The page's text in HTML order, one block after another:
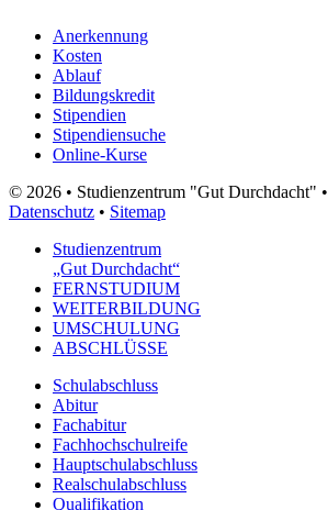
Anerkennung
Kosten
Ablauf
Bildungskredit
Stipendien
Stipendiensuche
Online-Kurse
© 2026 • Studienzentrum "Gut Durchdacht" •
Datenschutz • Sitemap
Studienzentrum
„Gut Durchdacht“
FERNSTUDIUM
WEITERBILDUNG
UMSCHULUNG
ABSCHLÜSSE
Schulabschluss
Abitur
Fachabitur
Fachhochschulreife
Hauptschulabschluss
Realschulabschluss
Qualifikation